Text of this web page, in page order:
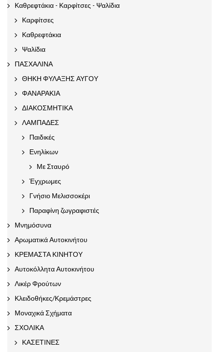
Καθρεφτάκια - Καρφίτσες - Ψαλίδια
Καρφίτσες
Καθρεφτάκια
Ψαλίδια
ΠΑΣΧΑΛΙΝΑ
ΘΗΚΗ ΦΥΛΑΞΗΣ ΑΥΓΟΥ
ΦΑΝΑΡΑΚΙΑ
ΔΙΑΚΟΣΜΗΤΙΚΑ
ΛΑΜΠΑΔΕΣ
Παιδικές
Ενηλίκων
Με Σταυρό
Έγχρωμες
Γνήσιο Μελισσοκέρι
Παραφίνη ζωγραφιστές
Μνημόσυνα
Αρωματικά Αυτοκινήτου
ΚΡΕΜΑΣΤΑ ΚΙΝΗΤΟΥ
Αυτοκόλλητα Αυτοκινήτου
Λικέρ Φρούτων
Κλειδοθήκες/Κρεμάστρες
Μοναχικά Σχήματα
ΣΧΟΛΙΚΑ
ΚΑΣΕΤΙΝΕΣ